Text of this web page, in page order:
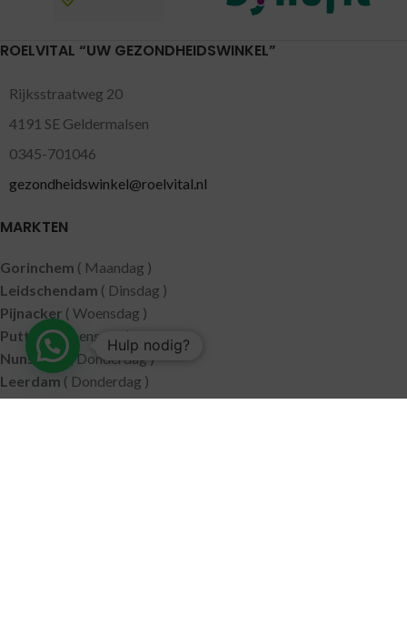
ROELVITAL “UW GEZONDHEIDSWINKEL”
Rijksstraatweg 20
4191 SE Geldermalsen
0345-701046
gezondheidswinkel@roelvital.nl
MARKTEN
Gorinchem ( Maandag )
Leidschendam ( Dinsdag )
Pijnacker ( Woensdag )
Putten( Woensdag )
Nunspeet( Donderdag )
Leerdam ( Donderdag )
Geldermalsen( Vrijdag )
Hulp nodig?